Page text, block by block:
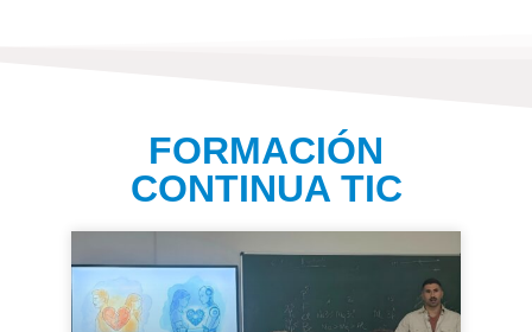
FORMACIÓN
CONTINUA TIC